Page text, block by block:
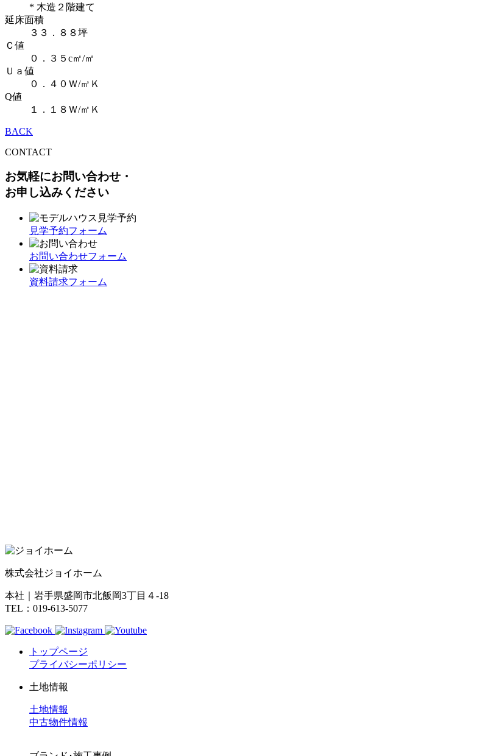
* 木造２階建て
延床面積
３３．８８坪
Ｃ値
０．３５c㎡/㎡
Ｕａ値
０．４０Ｗ/㎥Ｋ
Q値
１．１８Ｗ/㎡Ｋ
BACK
CONTACT
お気軽にお問い合わせ・
お申し込みください
見学予約フォーム
お問い合わせフォーム
資料請求フォーム
株式会社ジョイホーム
本社｜岩手県盛岡市北飯岡3丁目４-18
TEL：019-613-5077
トップページ
プライバシーポリシー
土地情報
土地情報
中古物件情報